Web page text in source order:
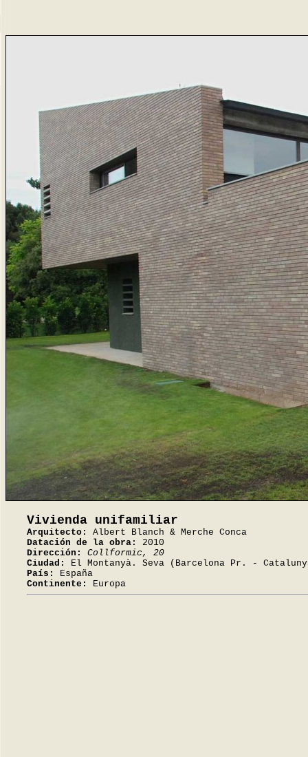
Vivienda unifamiliar
Arquitecto:
Albert Blanch & Merche Conca
Datación de la obra:
2010
Dirección:
Collformic, 20
Ciudad:
El Montanyà. Seva (Barcelona Pr. -
País:
España
Continente:
Europa